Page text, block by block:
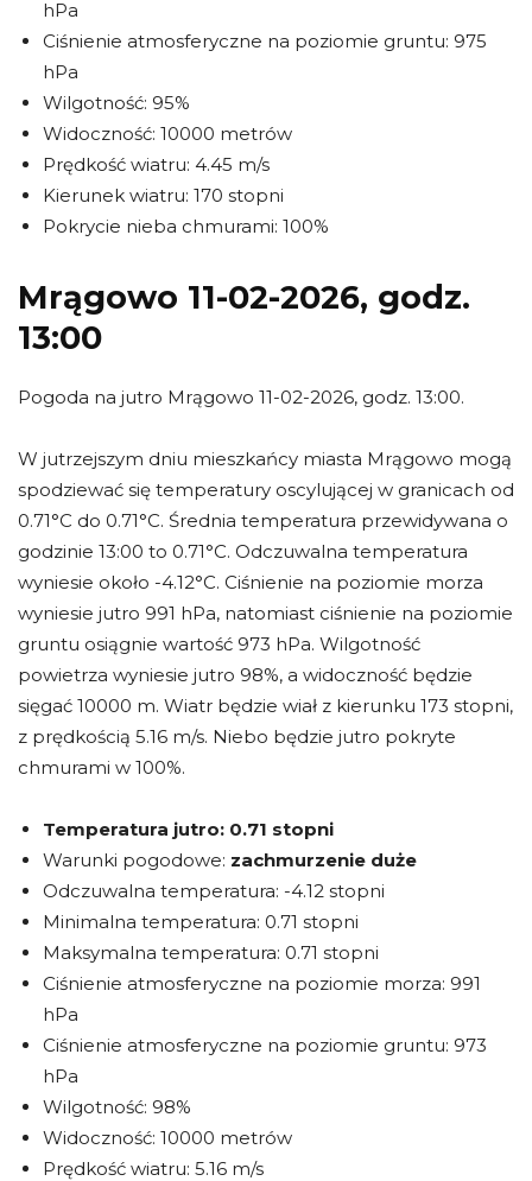
hPa
Ciśnienie atmosferyczne na poziomie gruntu: 975
hPa
Wilgotność: 95%
Widoczność: 10000 metrów
Prędkość wiatru: 4.45 m/s
Kierunek wiatru: 170 stopni
Pokrycie nieba chmurami: 100%
Mrągowo 11-02-2026, godz.
13:00
Pogoda na jutro Mrągowo 11-02-2026, godz. 13:00.
W jutrzejszym dniu mieszkańcy miasta Mrągowo mogą
spodziewać się temperatury oscylującej w granicach od
0.71°C do 0.71°C. Średnia temperatura przewidywana o
godzinie 13:00 to 0.71°C. Odczuwalna temperatura
wyniesie około -4.12°C. Ciśnienie na poziomie morza
wyniesie jutro 991 hPa, natomiast ciśnienie na poziomie
gruntu osiągnie wartość 973 hPa. Wilgotność
powietrza wyniesie jutro 98%, a widoczność będzie
sięgać 10000 m. Wiatr będzie wiał z kierunku 173 stopni,
z prędkością 5.16 m/s. Niebo będzie jutro pokryte
chmurami w 100%.
Temperatura jutro: 0.71 stopni
Warunki pogodowe: zachmurzenie duże
Odczuwalna temperatura: -4.12 stopni
Minimalna temperatura: 0.71 stopni
Maksymalna temperatura: 0.71 stopni
Ciśnienie atmosferyczne na poziomie morza: 991
hPa
Ciśnienie atmosferyczne na poziomie gruntu: 973
hPa
Wilgotność: 98%
Widoczność: 10000 metrów
Prędkość wiatru: 5.16 m/s